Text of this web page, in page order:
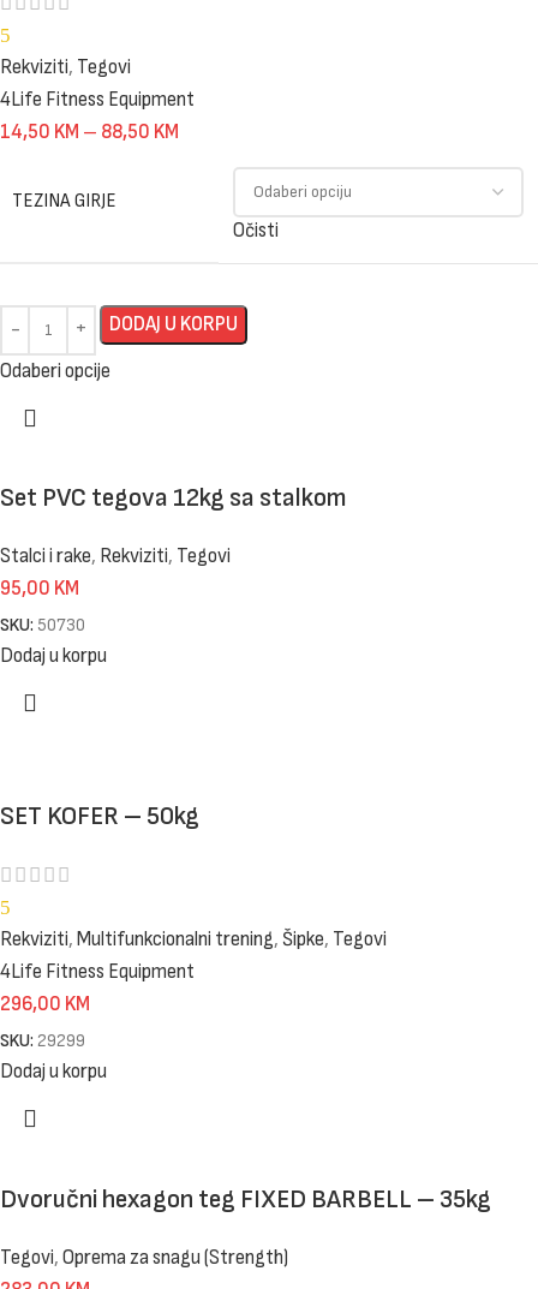
5
Rekviziti, Tegovi
4Life Fitness Equipment
14,50 KM – 88,50 KM
TEZINA GIRJE
Očisti
DODAJ U KORPU
Odaberi opcije
Set PVC tegova 12kg sa stalkom
Stalci i rake, Rekviziti, Tegovi
95,00 KM
SKU: 50730
Dodaj u korpu
SET KOFER – 50kg
5
Rekviziti, Multifunkcionalni trening, Šipke, Tegovi
4Life Fitness Equipment
296,00 KM
SKU: 29299
Dodaj u korpu
Dvoručni hexagon teg FIXED BARBELL – 35kg
Tegovi, Oprema za snagu (Strength)